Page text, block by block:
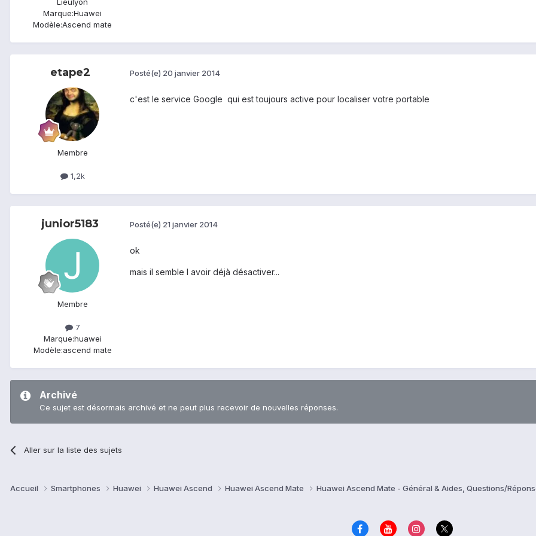
Marque:Huawei
Modèle:Ascend mate
etape2
Membre
1,2k
Posté(e) 20 janvier 2014
c'est le service Google qui est toujours active pour localiser votre portable
junior5183
Membre
7
Marque:huawei
Modèle:ascend mate
Posté(e) 21 janvier 2014
ok
mais il semble l avoir déjà désactiver...
Archivé
Ce sujet est désormais archivé et ne peut plus recevoir de nouvelles réponses.
Aller sur la liste des sujets
Accueil Smartphones Huawei Huawei Ascend Huawei Ascend Mate Huawei Ascend Mate - Général & Aides, Questions/